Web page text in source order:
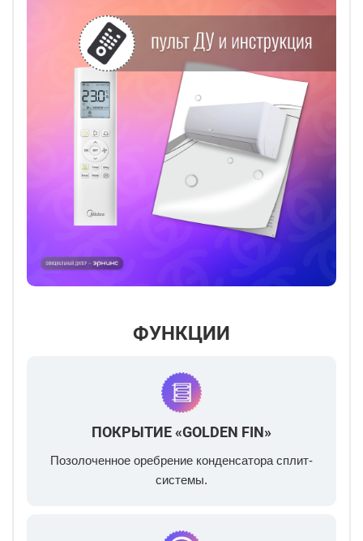
ФУНКЦИИ
ПОКРЫТИЕ «GOLDEN FIN»
Позолоченное оребрение конденсатора сплит-
системы.